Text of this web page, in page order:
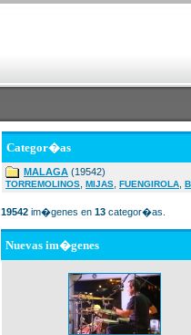
Categor�as
MALAGA (19542)
TORREMOLINOS MIJAS FUENGIROLA
19542 im�genes en 13 categor�as.
Nuevas im�genes